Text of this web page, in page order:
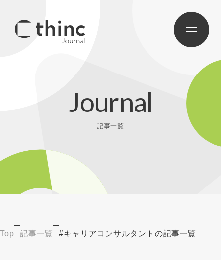
Journal
記事一覧
Top 記事一覧 #キャリアコンサルタントの記事一覧